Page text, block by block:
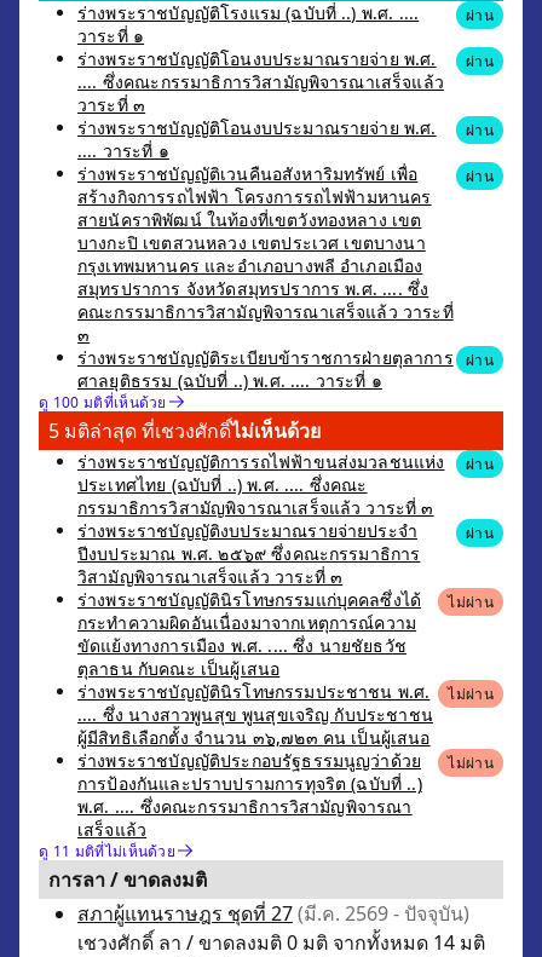
ร่างพระราชบัญญัติโรงแรม (ฉบับที่ ..) พ.ศ. ....
วาระที่ ๑
ผ่าน
ร่างพระราชบัญญัติโอนงบประมาณรายจ่าย พ.ศ.
.... ซึ่งคณะกรรมาธิการวิสามัญพิจารณาเสร็จแล้ว
วาระที่ ๓
ผ่าน
ร่างพระราชบัญญัติโอนงบประมาณรายจ่าย พ.ศ.
.... วาระที่ ๑
ผ่าน
ร่างพระราชบัญญัติเวนคืนอสังหาริมทรัพย์ เพื่อ
สร้างกิจการรถไฟฟ้า โครงการรถไฟฟ้ามหานคร
สายนัคราพิพัฒน์ ในท้องที่เขตวังทองหลาง เขต
บางกะปิ เขตสวนหลวง เขตประเวศ เขตบางนา
กรุงเทพมหานคร และอำเภอบางพลี อำเภอเมือง
สมุทรปราการ จังหวัดสมุทรปราการ พ.ศ. .... ซึ่ง
คณะกรรมาธิการวิสามัญพิจารณาเสร็จแล้ว วาระที่
๓
ผ่าน
ร่างพระราชบัญญัติระเบียบข้าราชการฝ่ายตุลาการ
ศาลยุติธรรม (ฉบับที่ ..) พ.ศ. .... วาระที่ ๑
ผ่าน
ดู 100 มติที่เห็นด้วย
5 มติล่าสุด ที่เชวงศักดิ์ไม่เห็นด้วย
ร่างพระราชบัญญัติการรถไฟฟ้าขนส่งมวลชนแห่ง
ประเทศไทย (ฉบับที่ ..) พ.ศ. .... ซึ่งคณะ
กรรมาธิการวิสามัญพิจารณาเสร็จแล้ว วาระที่ ๓
ผ่าน
ร่างพระราชบัญญัติงบประมาณรายจ่ายประจำ
ปีงบประมาณ พ.ศ. ๒๕๖๙ ซึ่งคณะกรรมาธิการ
วิสามัญพิจารณาเสร็จแล้ว วาระที่ ๓
ผ่าน
ร่างพระราชบัญญัตินิรโทษกรรมแก่บุคคลซึ่งได้
กระทำความผิดอันเนื่องมาจากเหตุการณ์ความ
ขัดแย้งทางการเมือง พ.ศ. .... ซึ่ง นายชัยธวัช
ตุลาธน กับคณะ เป็นผู้เสนอ
ไม่ผ่าน
ร่างพระราชบัญญัตินิรโทษกรรมประชาชน พ.ศ.
.... ซึ่ง นางสาวพูนสุข พูนสุขเจริญ กับประชาชน
ผู้มีสิทธิเลือกตั้ง จำนวน ๓๖,๗๒๓ คน เป็นผู้เสนอ
ไม่ผ่าน
ร่างพระราชบัญญัติประกอบรัฐธรรมนูญว่าด้วย
การป้องกันและปราบปรามการทุจริต (ฉบับที่ ..)
พ.ศ. .... ซึ่งคณะกรรมาธิการวิสามัญพิจารณา
เสร็จแล้ว
ไม่ผ่าน
ดู 11 มติที่ไม่เห็นด้วย
การลา / ขาดลงมติ
สภาผู้แทนราษฎร ชุดที่ 27(มี.ค. 2569 - ปัจจุบัน)
เชวงศักดิ์ ลา / ขาดลงมติ 0 มติ จากทั้งหมด 14 มติ